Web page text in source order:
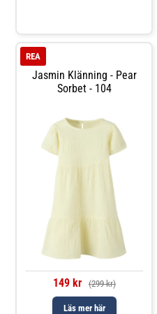
passar lika bra till vardag
Jasmin Klänning - Pear
Sorbet - 104
REA
149 kr (299 kr)
Läs mer här